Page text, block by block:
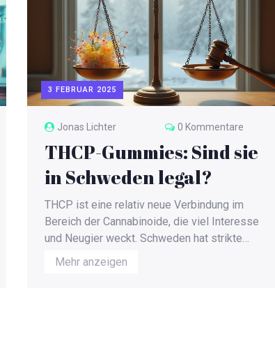
3 FEBRUAR 2025
Jonas Lichter 0 Kommentare
THCP-Gummies: Sind sie
in Schweden legal?
THCP ist eine relativ neue Verbindung im
Bereich der Cannabinoide, die viel Interesse
und Neugier weckt. Schweden hat strikte
Vorschriften in Bezug auf psychoaktive
Substanzen, weshalb es wichtig ist, aktuelle
Mehr anzeigen